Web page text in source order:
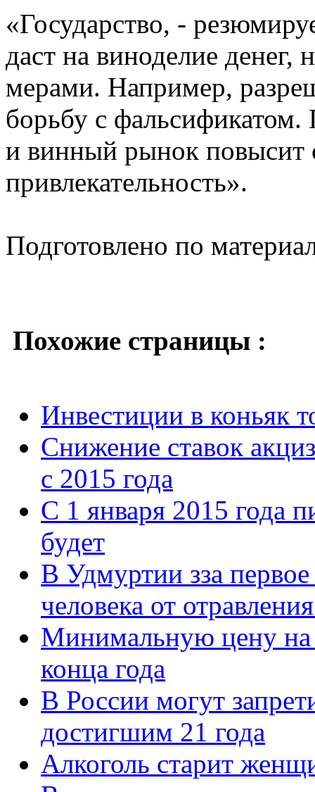
«Государство, -
даст на виноделие
мерами. Например,
борьбу с фальсификатом.
и винный рынок
привлекательность».
Подготовлено по
Похожие страницы :
Инвестиции в коньяк
Снижение ставок
с 2015 года
С 1 января 2015 года
будет
В Удмуртии зза
человека от
Минимальную цену на
конца года
В России могут
достигшим 21 года
Алкоголь старит